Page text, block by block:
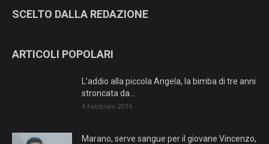
SCELTO DALLA REDAZIONE
ARTICOLI POPOLARI
L’addio alla piccola Angela, la bimba di tre anni
stroncata da...
4 Febbraio 2016
Marano, serve sangue per il giovane Vincenzo,